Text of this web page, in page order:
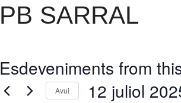
PB SARRAL
Esdeveniments from
Avui 12 juliol